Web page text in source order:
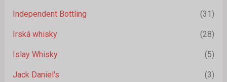
Independent Bottling (31)
Irská whisky (28)
Islay Whisky (5)
Jack Daniel's (3)